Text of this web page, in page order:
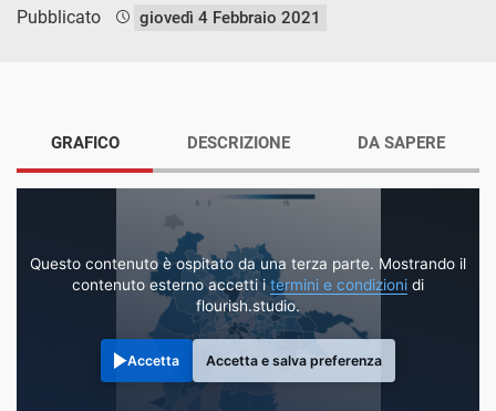
Pubblicato giovedì 4 Febbraio 2021
GRAFICO
Questo contenuto è ospitato da una terza parte. Mostrando il
contenuto esterno accetti itermini e condizioni di
flourish.studio.
Accetta Accetta e salva preferenza
DESCRIZIONE DA SAPERE